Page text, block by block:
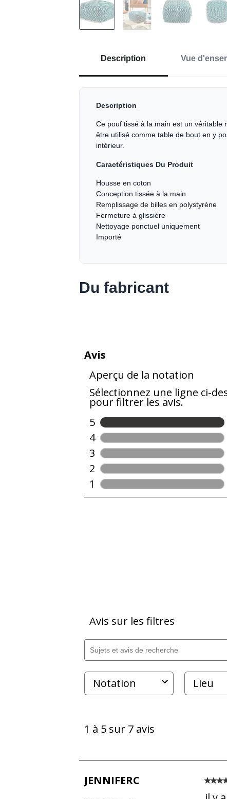
Description Vue
Description
Ce pouf tissé à la main est un
être utilisé comme table de bout en y
intérieur.
Caractéristiques Du Produit
Housse en coton
Conception tissée à la main
Remplissage de billes en polystyrène
Fermeture à glissière
Nettoyage ponctuel uniquement
Importé
Du fabricant